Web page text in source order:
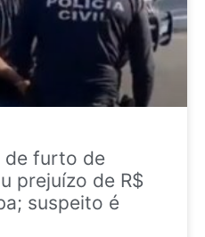
de furto de
prejuízo de R$
suspeito é